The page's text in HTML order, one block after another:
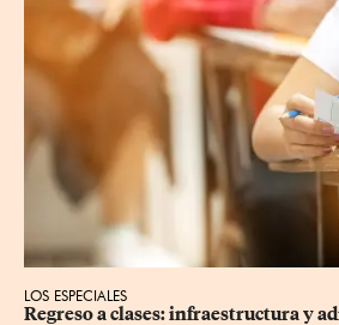
LOS ESPECIALES
Regreso a clases: infraestructura y